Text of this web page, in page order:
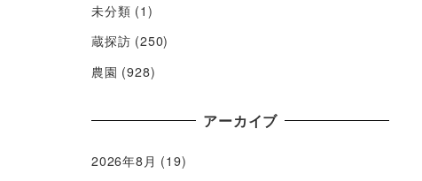
未分類 (1)
蔵探訪 (250)
農園 (928)
アーカイブ
2026年8月 (19)